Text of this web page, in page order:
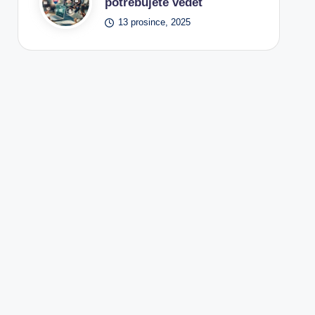
13 prosince, 2025